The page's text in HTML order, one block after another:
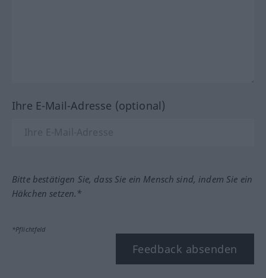
Ihre E-Mail-Adresse (optional)
Bitte bestätigen Sie, dass Sie ein Mensch sind, indem Sie ein
Häkchen setzen.*
*Pflichtfeld
Feedback absenden